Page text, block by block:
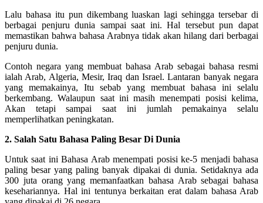
Lalu bahasa itu pun dikembang luaskan lagi sehingga tersebar di
berbagai penjuru dunia sampai saat ini. Hal tersebut pun dapat
memastikan bahwa bahasa Arabnya tidak akan hilang dari berbagai
penjuru dunia.
Contoh negara yang membuat bahasa Arab sebagai bahasa resmi
ialah Arab, Algeria, Mesir, Iraq dan Israel. Lantaran banyak negara
yang memakainya, Itu sebab yang membuat bahasa ini selalu
berkembang. Walaupun saat ini masih menempati posisi kelima,
Akan tetapi sampai saat ini jumlah pemakainya selalu
memperlihatkan peningkatan.
2. Salah Satu Bahasa Paling Besar Di Dunia
Untuk saat ini Bahasa Arab menempati posisi ke-5 menjadi bahasa
paling besar yang paling banyak dipakai di dunia. Setidaknya ada
300 juta orang yang memanfaatkan bahasa Arab sebagai bahasa
kesehariannya. Hal ini tentunya berkaitan erat dalam bahasa Arab